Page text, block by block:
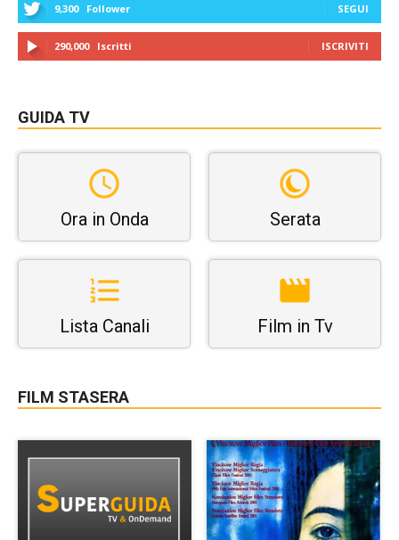
9,300 Follower SEGUI
290,000 Iscritti ISCRIVITI
GUIDA TV
Ora in Onda Serata
Lista Canali Film in Tv
FILM STASERA